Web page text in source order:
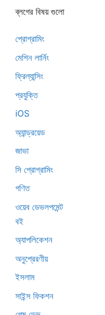
ব্লগের বিষয় গুলো
প্রোগ্রামিং
মেশিন লার্নিং
ফ্রিল্যান্সিং
প্রযুক্তি
iOS
অ্যান্ড্রয়েড
জাভা
সি প্রোগ্রামিং
গণিত
ওয়েব ডেভলপমেন্ট
বই
অ্যাপলিকেশন
অনুপ্রেরণীয়
ইসলাম
সাইন্স ফিকশন